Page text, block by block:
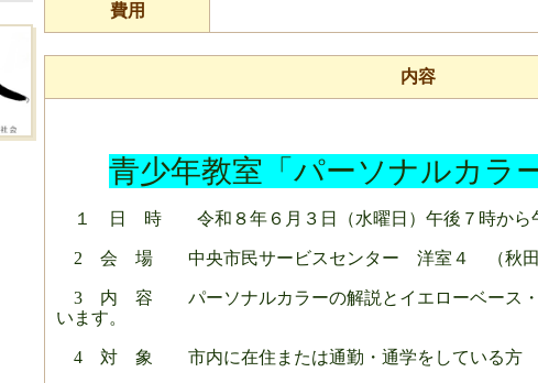
費用
内容
青少年教室「パーソナルカラ
１ 日 時 令和８年６月３日（水曜日）午後７時から
2 会 場 中央市民サービスセンター 洋室４ （秋田
3 内 容 パーソナルカラーの解説とイエローベース・
います。
4 対 象 市内に在住または通勤・通学をしている方